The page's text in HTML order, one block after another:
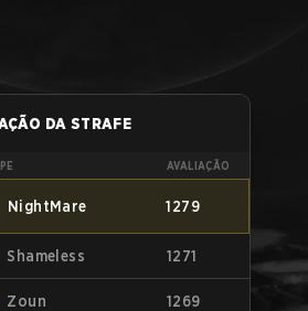
DA STRAFE
AVALIAÇÃO
NightMare 1279
Shameless 1271
Zoun 1269